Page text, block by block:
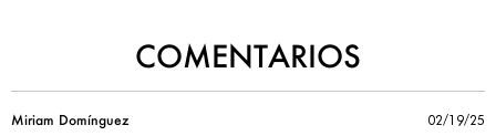
COMENTARIOS
Miriam Domínguez 02/19/25